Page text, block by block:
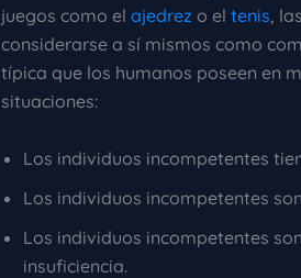
juegos como el ajedrez o el tenis,
considerarse a sí mismos como
típica que los humanos poseen en
situaciones:
Los individuos incompetentes
Los individuos incompetentes
Los individuos incompetentes
insuficiencia.